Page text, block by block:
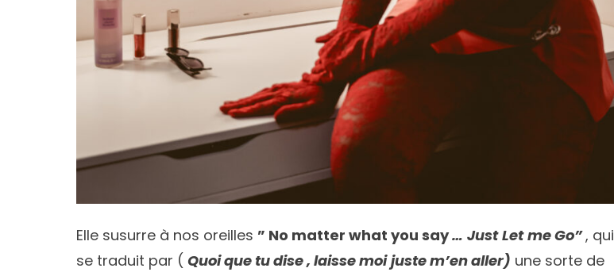
Elle susurre à nos oreilles ” No matter what you say… Just Let me Go”, qui
se traduit par ( Quoi que tu dise , laisse moi juste m’en aller) une sorte de